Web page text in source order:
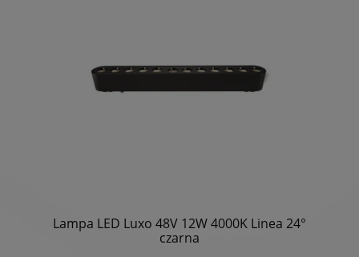
Lampa LED Luxo 48V 12W 4000K Linea 24°
czarna